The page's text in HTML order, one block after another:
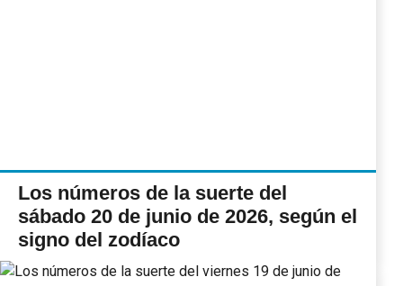
Los números de la suerte del
sábado 20 de junio de 2026, según el
signo del zodíaco